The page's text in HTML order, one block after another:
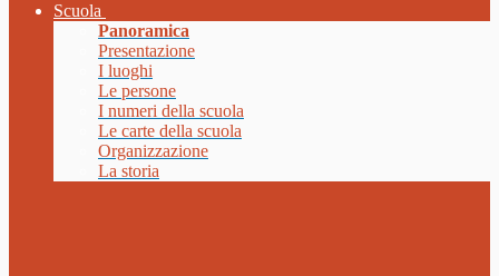
Scuola
Panoramica
Presentazione
I luoghi
Le persone
I numeri della scuola
Le carte della scuola
Organizzazione
La storia